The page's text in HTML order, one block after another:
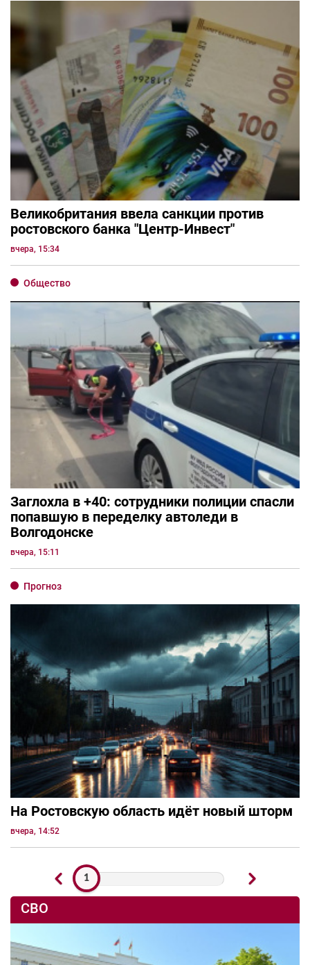
Великобритания ввела санкции против
ростовского банка "Центр-Инвест"
вчера, 15:34
Общество
Заглохла в +40: сотрудники полиции спасли
попавшую в переделку автоледи в
Волгодонске
вчера, 15:11
Прогноз
На Ростовскую область идёт новый шторм
вчера, 14:52
1
СВО